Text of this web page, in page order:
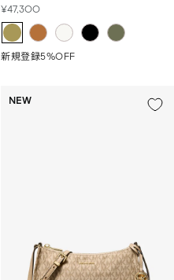
セ
ー
ル
格
¥47,300
新規登録5%OFF
NEW